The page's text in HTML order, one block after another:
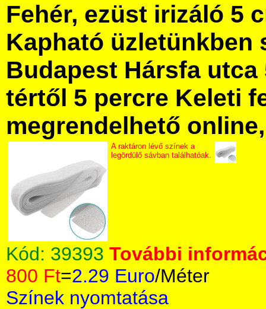
Fehér, ezüst irizáló 5
Kapható üzletünkben
Budapest Hársfa utca
tértől 5 percre Keleti
megrendelhető
A raktáron lévő színek a
legördülő sávban találhatóak.
Kód: 39393 További
800 Ft=2.29 Euro/Méter
Színek nyomtatása